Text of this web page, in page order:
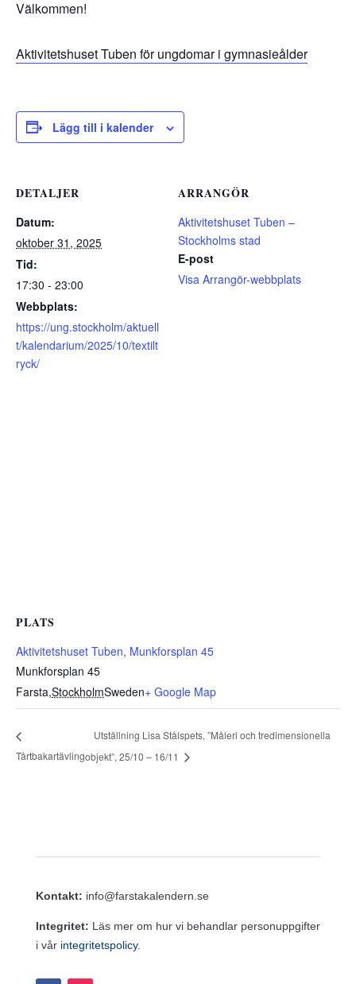
Välkommen!
Aktivitetshuset Tuben för ungdomar i gymnasieålder
Lägg till i kalender
DETALJER
Datum:
oktober 31, 2025
Tid:
17:30 - 23:00
Webbplats:
https://ung.stockholm/aktuell
t/kalendarium/2025/10/textilt
ryck/
ARRANGÖR
Aktivitetshuset Tuben –
Stockholms stad
E-post
Visa Arrangör-webbplats
PLATS
Aktivitetshuset Tuben, Munkforsplan 45
Munkforsplan 45
Farsta,StockholmSweden+ Google Map
Tårtbakartävling
Utställning Lisa Stålspets, ”Måleri och tredimensionella
objekt”, 25/10 – 16/11
Kontakt: info@farstakalendern.se
Integritet: Läs mer om hur vi behandlar personuppgifter
i vår integritetspolicy.